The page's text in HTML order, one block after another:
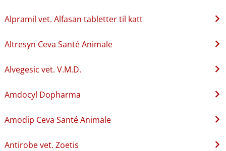
Alpramil vet. Alfasan tabletter til katt
Altresyn Ceva Santé Animale
Alvegesic vet. V.M.D.
Amdocyl Dopharma
Amodip Ceva Santé Animale
Antirobe vet. Zoetis